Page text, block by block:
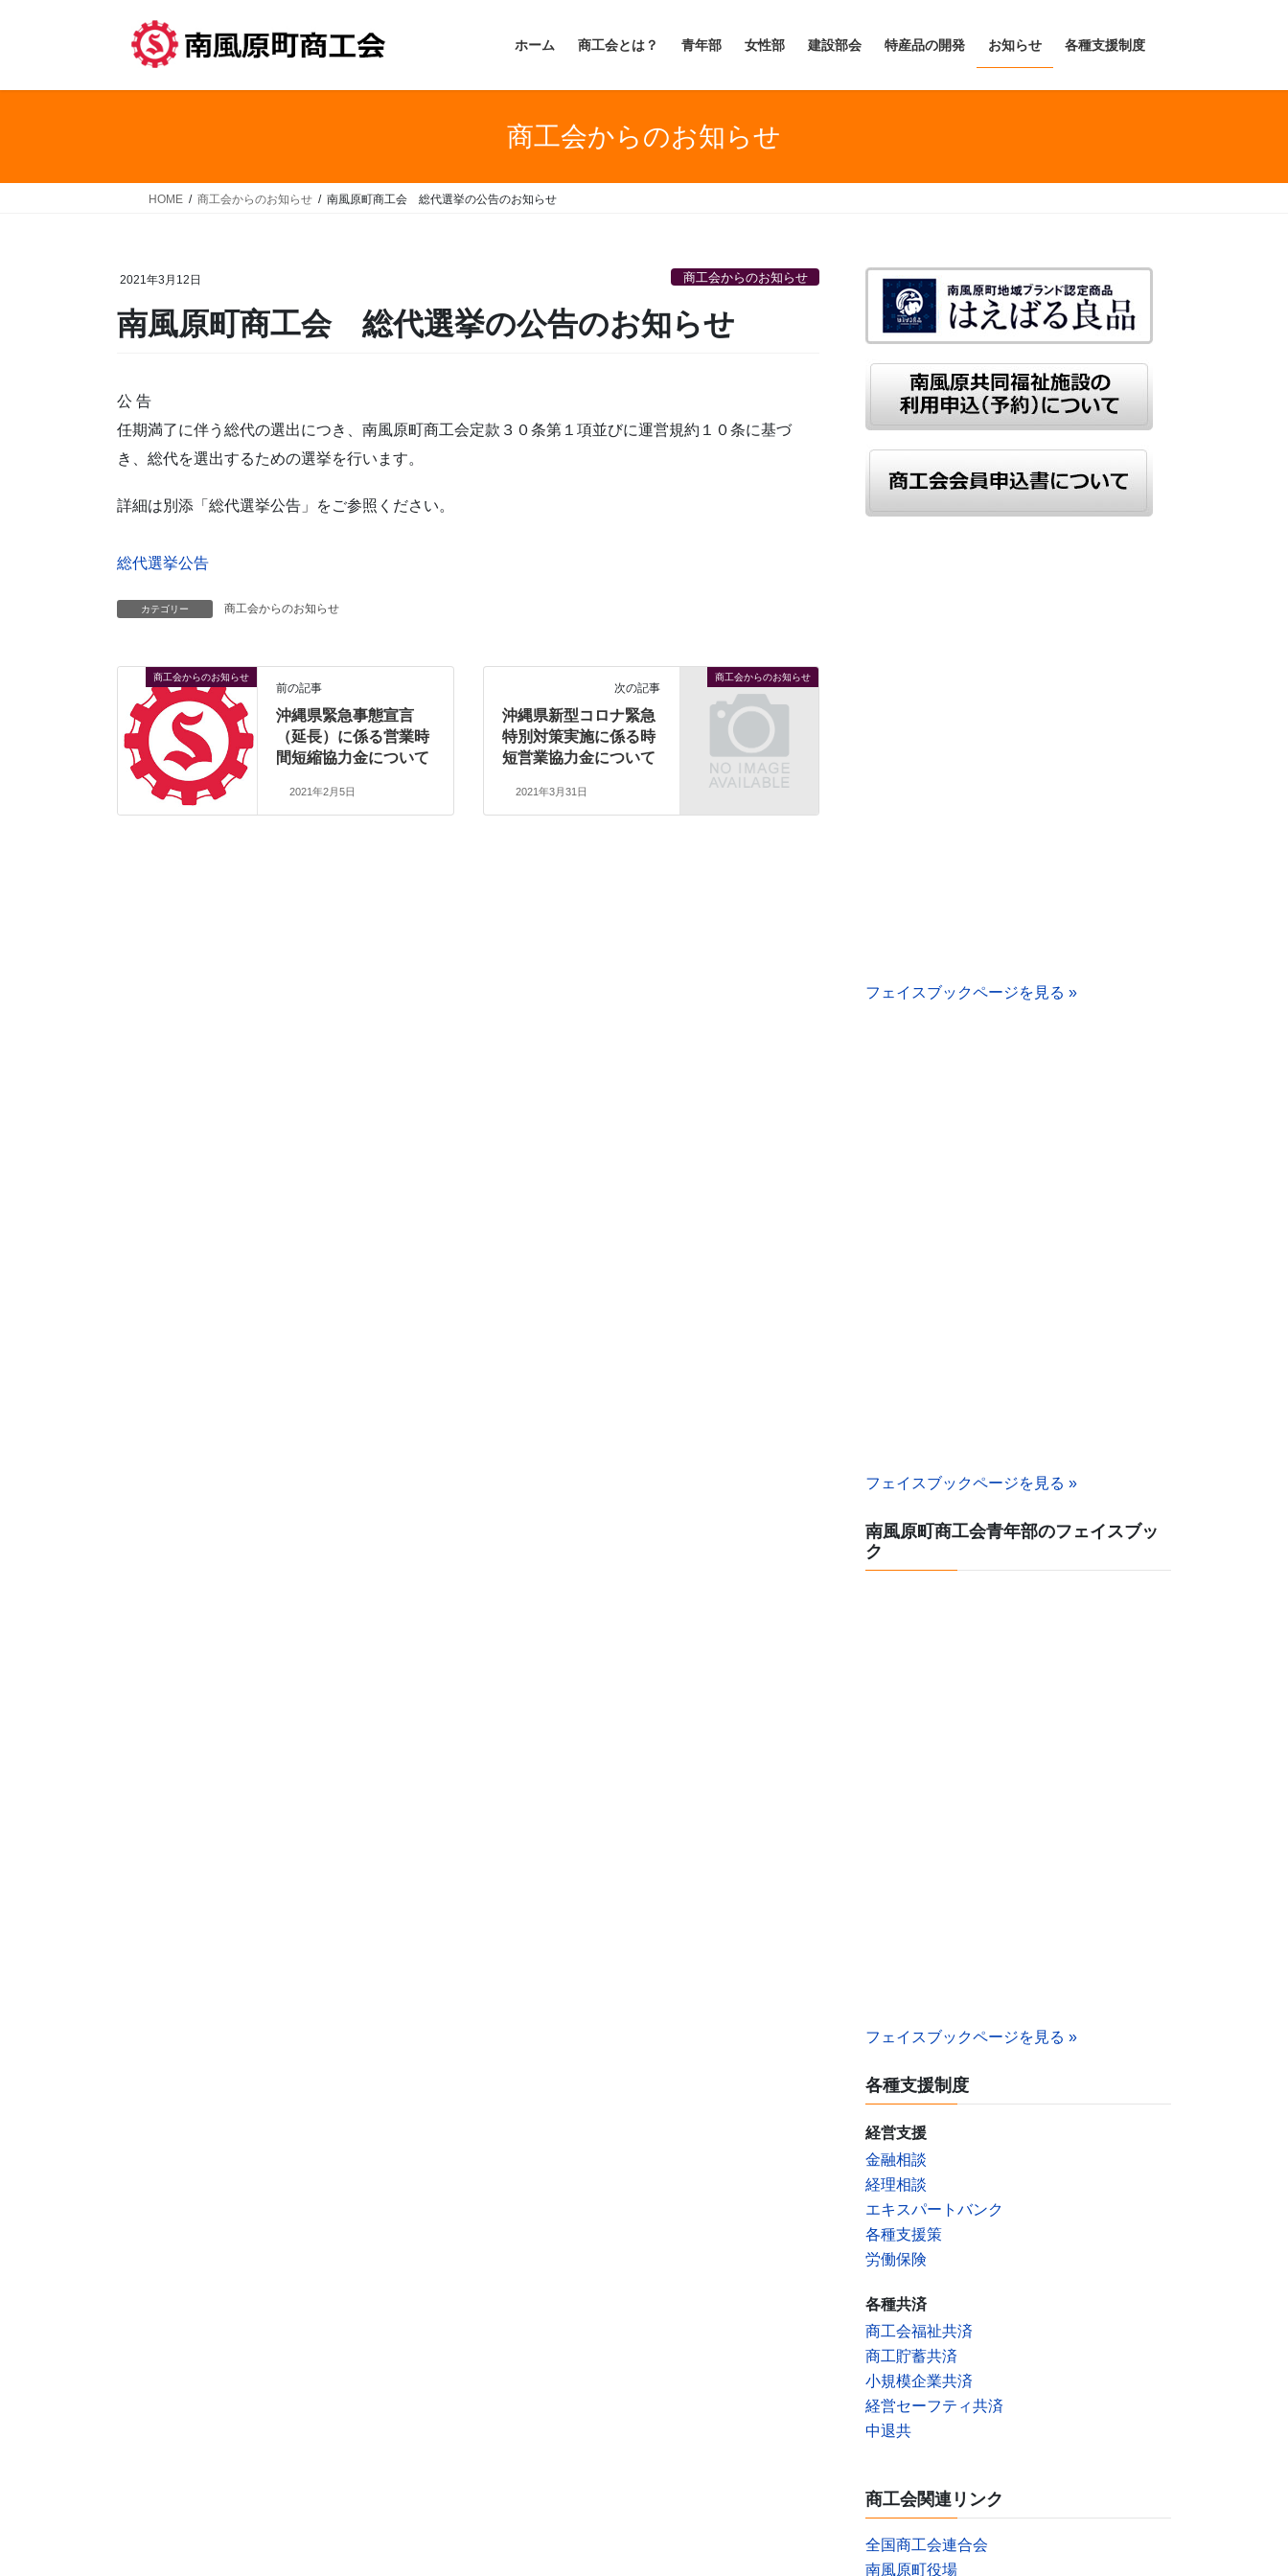
ホーム 商工会とは？ 青年部 女性部 建設部会 特産品の開発 お知らせ 各種支援制度
商工会からのお知らせ
HOME 商工会からのお知らせ 南風原町商工会 総代選挙の公告のお知らせ
2021年3月12日 商工会からのお知らせ
南風原町商工会 総代選挙の公告のお知らせ
公 告
任期満了に伴う総代の選出につき、南風原町商工会定款３０条第１項並びに運営規約１０条に基づ
き、総代を選出するための選挙を行います。
詳細は別添「総代選挙公告」をご参照ください。
総代選挙公告
カテゴリー 商工会からのお知らせ
商工会からのお知らせ
前の記事
沖縄県緊急事態宣言
（延長）に係る営業時
間短縮協力金について
2021年2月5日
商工会からのお知らせ
次の記事
沖縄県新型コロナ緊急
特別対策実施に係る時
短営業協力金について
2021年3月31日
フェイスブックページを見る »
フェイスブックページを見る »
南風原町商工会青年部のフェイスブッ
ク
フェイスブックページを見る »
各種支援制度
経営支援
金融相談
経理相談
エキスパートバンク
各種支援策
労働保険
各種共済
商工会福祉共済
商工貯蓄共済
小規模企業共済
経営セーフティ共済
中退共
商工会関連リンク
全国商工会連合会
南風原町役場